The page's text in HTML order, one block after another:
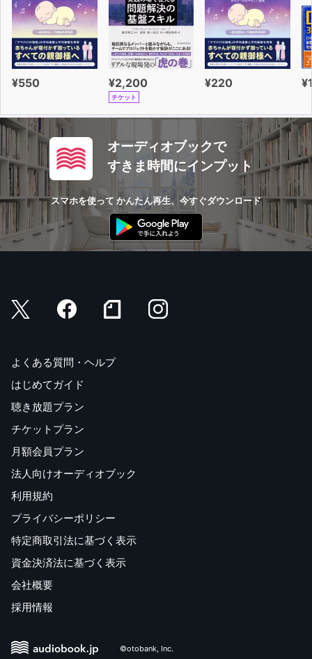
¥550 ¥2,200
チケット
¥220
オーディオブックで
すきま時間にインプット
スマホを使って かんたん再生、今すぐダウンロード
よくある質問・ヘルプ
はじめてガイド
聴き放題プラン
チケットプラン
月額会員プラン
法人向けオーディオブック
利用規約
プライバシーポリシー
特定商取引法に基づく表示
資金決済法に基づく表示
会社概要
採用情報
©otobank, Inc.